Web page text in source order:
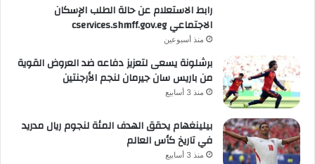
رابط الاستعلام عن حالة الطلب الإسكان
الاجتماعي cservices.shmff.gov.eg
منذ أسبوعين
برشلونة يسعى لتعزيز دفاعه ضد العروض القوية
من باريس سان جيرمان لنجم الأرجنتين
منذ 3 أسابيع
بيلينغهام يحقق الهدف المئة لنجوم ريال مدريد
في تاريخ كأس العالم
منذ 3 أسابيع